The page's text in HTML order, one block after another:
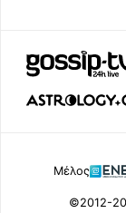
Μέλος
©2012-